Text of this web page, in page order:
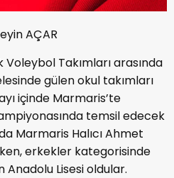
AÇAR
Voleybol Takımları arasında
gülen okul takımları
içinde Marmaris’te
temsil edecek
Marmaris Halıcı Ahmet
erkekler kategorisinde
Lisesi oldular.